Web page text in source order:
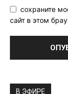
сохраните
сайт в этом
В ЭФИРЕ